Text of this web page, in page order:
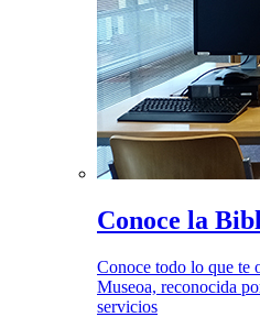
Conoce la
Conoce todo lo que te
Museoa, reconocida
servicios